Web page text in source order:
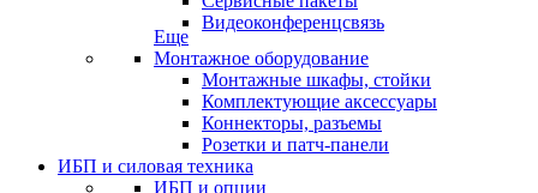
Видеоконференцсвязь
Еще
Монтажное оборудование
Монтажные шкафы, стойки
Комплектующие аксессуары
Коннекторы, разъемы
Розетки и патч-панели
ИБП и силовая техника
ИБП и опции